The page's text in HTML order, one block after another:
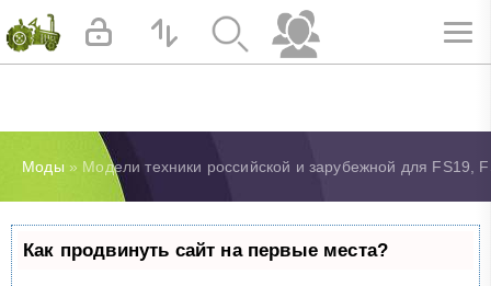
Моды » Модели техники российской и зарубежной для FS19,
Как продвинуть сайт на первые места?